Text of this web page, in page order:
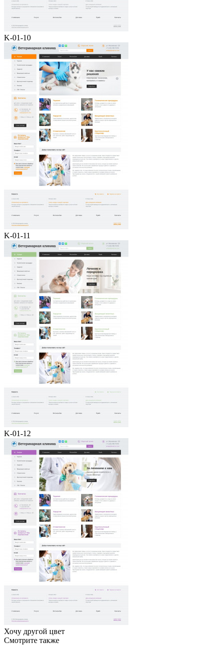
K-01-10
K-01-11
K-01-12
Хочу другой цвет
Смотрите также